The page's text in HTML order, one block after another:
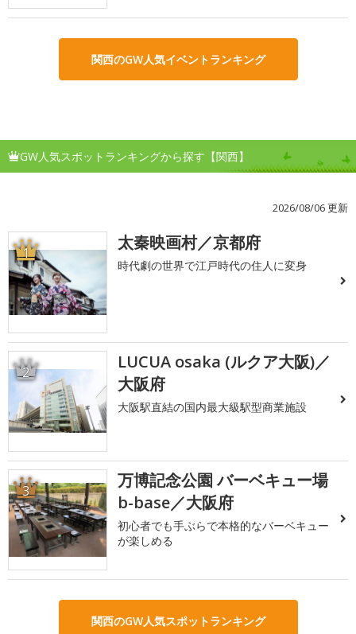
関西のGW人気イベントランキング
GW人気スポットランキングから探す【関西】
2026/08/06 更新
1 太秦映画村／京都府
時代劇の世界で江戸時代の住人に変身
2
LUCUA osaka (ルクア大阪)／
大阪府
大阪駅直結の国内最大級駅型商業施設
3
万博記念公園 バーベキュー場
b-base／大阪府
初心者でも手ぶらで本格的なバーベキュー
が楽しめる
関西のGW人気スポットランキング